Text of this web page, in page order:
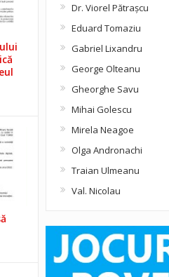
Dr. Viorel Pătraşcu
Eduard Tomaziu
Gabriel Lixandru
George Olteanu
Gheorghe Savu
Mihai Golescu
Mirela Neagoe
Olga Andronachi
Traian Ulmeanu
Val. Nicolau